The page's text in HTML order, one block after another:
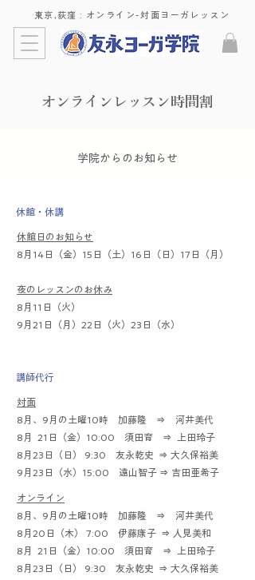
東京,荻窪 : ​オンライン-対面ヨーガレッスン
オンラインレッスン時間割
​学院からのお知らせ
​休館・休講
休館日のお知らせ
8月14日（金）15日（土）16日（日）17日（月）
夜のレッスンのお休み
8月11日（火）
9月21日（月）22日（火）23日（水）
​講師代行
対面
8月、9月の土曜10時 加藤隆 ⇒ 河井美代
8月 21日（金）10:00 須田育 ⇒ 上田玲子
8月23日（日） 9:30 友永乾史 ⇒ 大久保裕美
9月23日（水）15:00 遠山智子 ⇒ 吉田亜希子
オンライン
8月、9月の土曜10時 加藤隆 ⇒ 河井美代
8月20日（木） 7:00 伊藤康子 ⇒ 人見美和
8月 21日（金）10:00 須田育 ⇒ 上田玲子
8月23日（日） 9:30 友永乾史 ⇒ 大久保裕美